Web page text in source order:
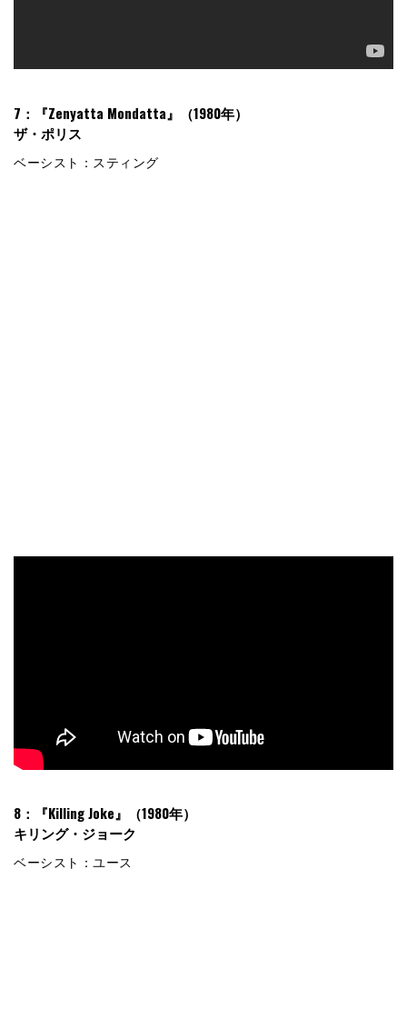
7：『Zenyatta Mondatta』（1980年）
ザ・ポリス
ベーシスト：スティング
8：『Killing Joke』（1980年）
キリング・ジョーク
ベーシスト：ユース